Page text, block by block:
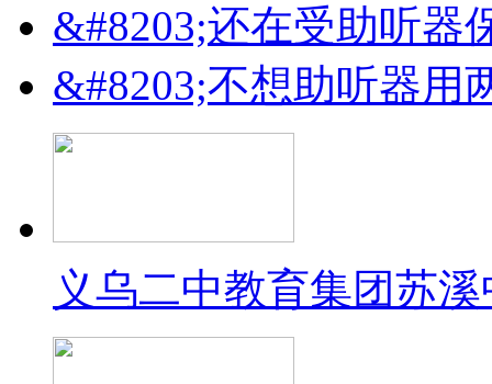
&#8203;还在受助听器
&#8203;不想助听器用
义乌二中教育集团苏